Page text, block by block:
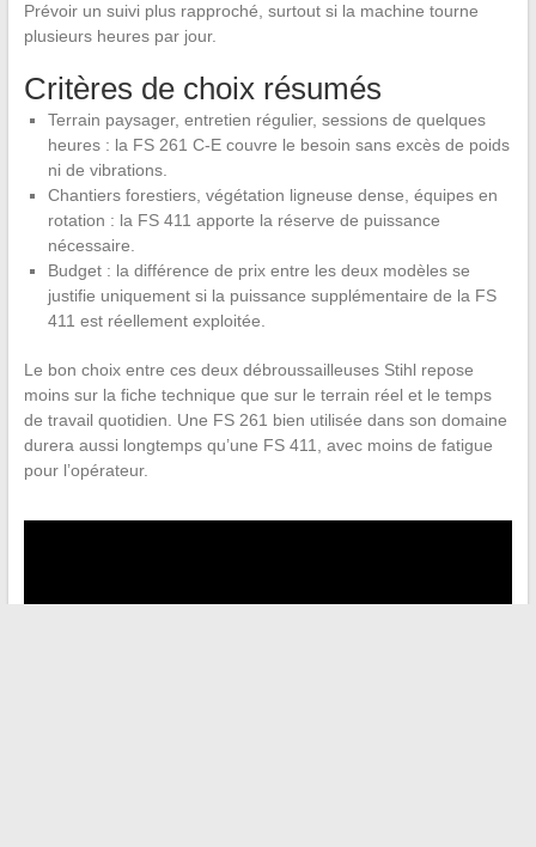
Prévoir un suivi plus rapproché, surtout si la machine tourne
plusieurs heures par jour.
Critères de choix résumés
Terrain paysager, entretien régulier, sessions de quelques
heures : la FS 261 C-E couvre le besoin sans excès de poids
ni de vibrations.
Chantiers forestiers, végétation ligneuse dense, équipes en
rotation : la FS 411 apporte la réserve de puissance
nécessaire.
Budget : la différence de prix entre les deux modèles se
justifie uniquement si la puissance supplémentaire de la FS
411 est réellement exploitée.
Le bon choix entre ces deux débroussailleuses Stihl repose
moins sur la fiche technique que sur le terrain réel et le temps
de travail quotidien. Une FS 261 bien utilisée dans son domaine
durera aussi longtemps qu’une FS 411, avec moins de fatigue
pour l’opérateur.